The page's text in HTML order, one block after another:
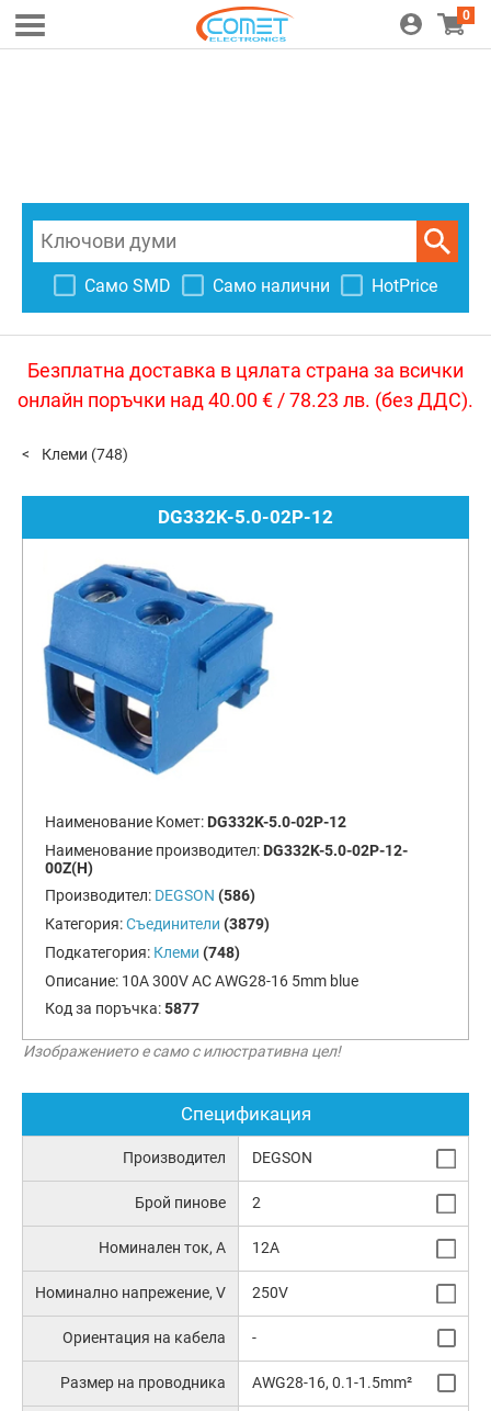
0
Само SMD Само налични HotPrice
Безплатна доставка в цялата страна за всички
онлайн поръчки над 40.00 € / 78.23 лв. (без ДДС).
Клеми (748)
DG332K-5.0-02P-12
Наименование Комет: DG332K-5.0-02P-12
Наименование производител: DG332K-5.0-02P-12-
00Z(H)
Производител: DEGSON (586)
Категория:Съединители (3879)
Подкатегория: Клеми (748)
Описание: 10A 300V AC AWG28-16 5mm blue
Код за поръчка:5877
Изображението е само с илюстративна цел!
Спецификация
Производител DEGSON
Брой пинове 2
Номинален ток, А 12A
Номинално напрежение, V 250V
Ориентация на кабела -
Размер на проводника AWG28-16, 0.1-1.5mm²